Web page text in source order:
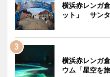
横浜赤レンガ
ット」 サン
横浜赤レンガ
ウム「星空を旅